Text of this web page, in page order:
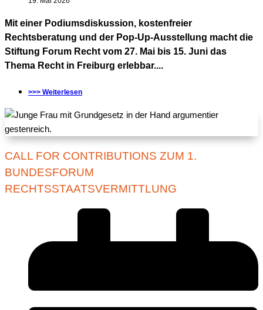
Mit einer Podiumsdiskussion, kostenfreier
Rechtsberatung und der Pop-Up-Ausstellung macht die
Stiftung Forum Recht vom 27. Mai bis 15. Juni das
Thema Recht in Freiburg erlebbar....
>>> Weiterlesen
CALL FOR CONTRIBUTIONS ZUM 1.
BUNDESFORUM
RECHTSSTAATSVERMITTLUNG